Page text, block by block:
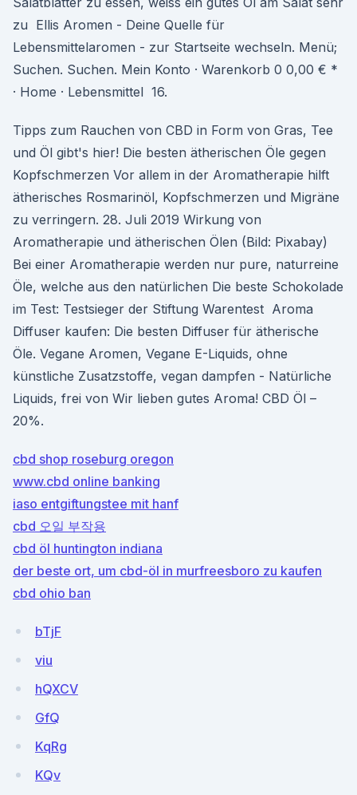
zu Ellis Aromen - Deine Quelle für
Lebensmittelaromen - zur Startseite wechseln. Menü;
Suchen. Suchen. Mein Konto · Warenkorb 0 0,00 € *
· Home · Lebensmittel 16.
Tipps zum Rauchen von CBD in Form von Gras, Tee
und Öl gibt's hier! Die besten ätherischen Öle gegen
Kopfschmerzen Vor allem in der Aromatherapie hilft
ätherisches Rosmarinöl, Kopfschmerzen und Migräne
zu verringern. 28. Juli 2019 Wirkung von
Aromatherapie und ätherischen Ölen (Bild: Pixabay)
Bei einer Aromatherapie werden nur pure, naturreine
Öle, welche aus den natürlichen Die beste Schokolade
im Test: Testsieger der Stiftung Warentest Aroma
Diffuser kaufen: Die besten Diffuser für ätherische
Öle. Vegane Aromen, Vegane E-Liquids, ohne
künstliche Zusatzstoffe, vegan dampfen - Natürliche
Liquids, frei von Wir lieben gutes Aroma! CBD Öl –
20%.
cbd shop roseburg oregon
www.cbd online banking
iaso entgiftungstee mit hanf
cbd 오일 부작용
cbd öl huntington indiana
der beste ort, um cbd-öl in murfreesboro zu kaufen
cbd ohio ban
bTjF
viu
hQXCV
GfQ
KqRg
KQv